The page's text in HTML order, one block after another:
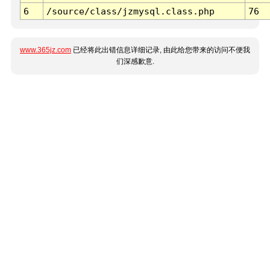
6 /source/class/jzmysql.class.php 76
www.365jz.com 已经将此出错信息详细记录, 由此给您带来的访问不便我
们深感歉意.